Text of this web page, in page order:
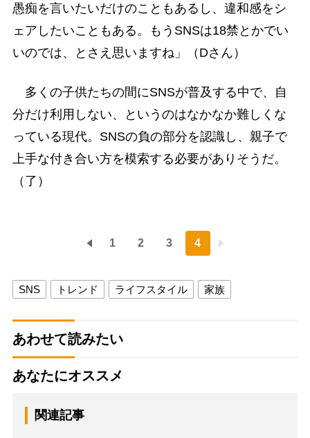
愚痴を言いたいだけのこともあるし、違和感をシ
ェアしたいこともある。もうSNSは18禁とかでい
いのでは、とさえ思いますね」（Dさん）
多くの子供たちの間にSNSが普及する中で、自
分だけ利用しない、というのはなかなか難しくな
っている現代。SNSの負の部分を認識し、親子で
上手な付き合い方を模索する必要がありそうだ。
（了）
1 2 3 4
SNS トレンド ライフスタイル 家族
あわせて読みたい
あなたにオススメ
関連記事